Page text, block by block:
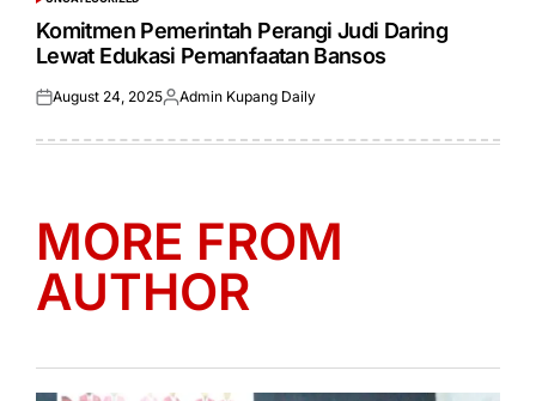
POSTED
INKomitmen Pemerintah Perangi Judi Daring
Lewat Edukasi Pemanfaatan Bansos
Posted
August 24, 2025Posted
Admin Kupang Daily
MORE FROM
AUTHOR